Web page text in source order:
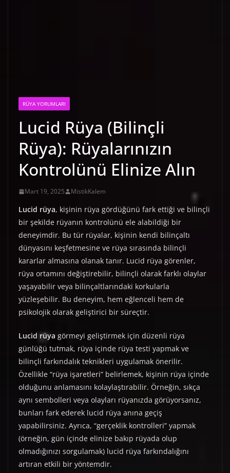
RÜYA YORUMLARI
Lucid Rüya (Bilinçli
Rüya): Rüyalarınızın
Kontrolünü Elinize Alın
Mart 19, 2025 MistikKalem
Lucid rüya, kişinin rüya gördüğünü fark ettiği ve bilinçli
bir şekilde rüyanın kontrolünü ele alabildiği bir
deneyimdir. Bu tür rüyalar, kişinin kendi bilinçaltı
dünyasını keşfetmesine ve rüya sırasında bilinçli
kararlar almasına olanak tanır. Lucid rüya görenler,
rüya ortamını değiştirebilir, bilinçli olarak farklı olaylar
yaşayabilir veya bilinçaltlarındaki korkularla
yüzleşebilir. Bu deneyim, hem eğlenceli hem de
psikolojik olarak geliştirici bir süreçtir.
Lucid rüya görmeyi geliştirmek için düzenli rüya
günlüğü tutmak, rüya içinde rüya testi yapmak ve
bilinçli farkındalık teknikleri uygulamak önerilir.
Özellikle “rüya işaretleri” belirlemek, kişinin rüya içinde
olduğunu anlamasını kolaylaştırabilir. Örneğin, sıkça
aynı sembolleri veya olayları rüyanızda görüyorsanız,
bunları fark ederek lucid rüya anına geçiş
yapabilirsiniz. Ayrıca, “gerçeklik kontrolleri” yapmak
(örneğin, gün içinde elinize bakıp rüyada olup
olmadığınızı sorgulamak) lucid rüya farkındalığını
artıran etkili bir yöntemdir.